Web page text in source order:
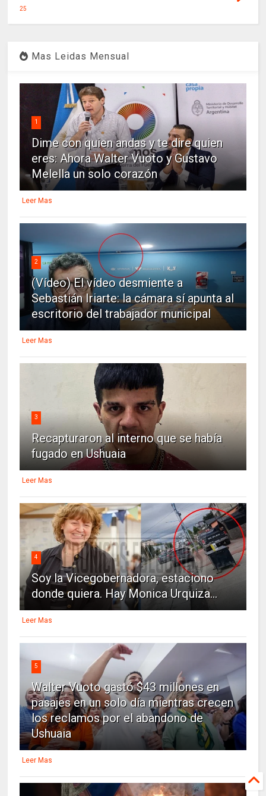
25
Mas Leidas Mensual
1
Dime con quien andas y te dire quien
eres: Ahora Walter Vuoto y Gustavo
Melella un solo corazón
Leer Mas
2
(Vídeo) El vídeo desmiente a
Sebastián Iriarte: la cámara sí apunta al
escritorio del trabajador municipal
Leer Mas
3
Recapturaron al interno que se había
fugado en Ushuaia
Leer Mas
4
Soy la Vicegobernadora, estaciono
donde quiera. Hay Monica Urquiza...
Leer Mas
5
Walter Vuoto gastó $43 millones en
pasajes en un solo día mientras crecen
los reclamos por el abandono de
Ushuaia
Leer Mas